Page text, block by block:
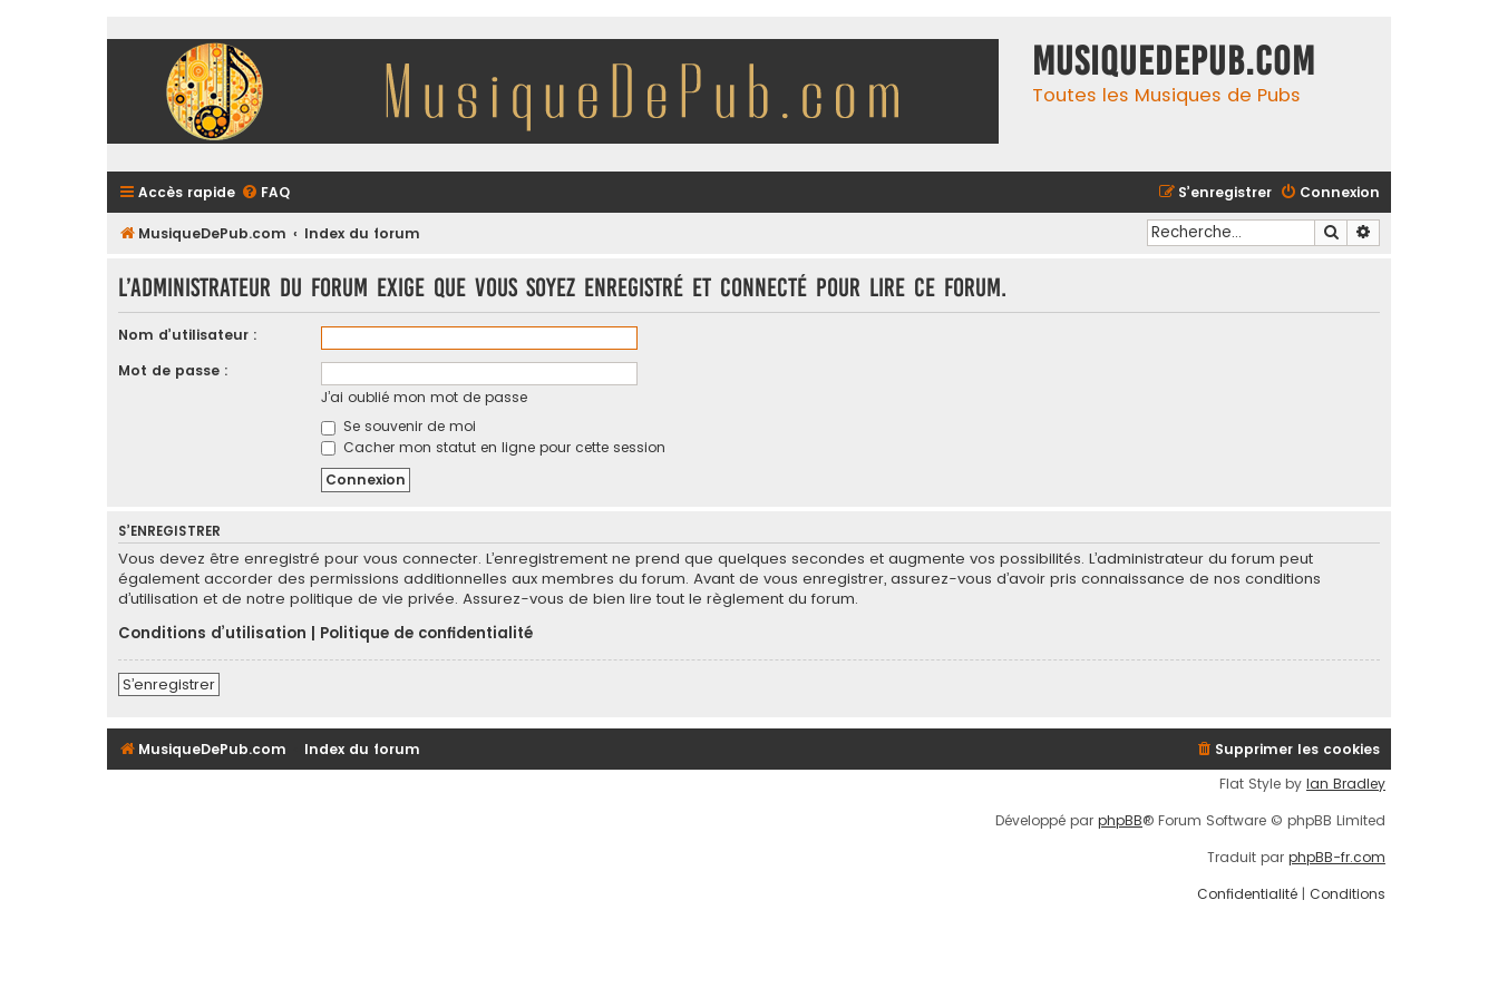
MusiqueDePub.com
Toutes les Musiques de Pubs
Accès rapide FAQ Connexion
S’enregistrer
MusiqueDePub.com Index du forum Rechercher
L’administrateur du forum exige que vous soyez enregistré et connecté pour lire ce forum.
Nom d’utilisateur :
Mot de passe :
J’ai oublié mon mot de passe
Se souvenir de moi
Cacher mon statut en ligne pour cette session
S’ENREGISTRER
Vous devez être enregistré pour vous connecter. L’enregistrement ne prend que quelques secondes et augmente vos possibilités. L’administrateur du forum peut
également accorder des permissions additionnelles aux membres du forum. Avant de vous enregistrer, assurez-vous d’avoir pris connaissance de nos conditions
d’utilisation et de notre politique de vie privée. Assurez-vous de bien lire tout le règlement du forum.
Conditions d’utilisation
Politique de confidentialité
S’enregistrer
MusiqueDePub.com Index du forum
Supprimer les cookies
Flat Style by Ian Bradley
Développé par phpBB® Forum Software © phpBB Limited
Traduit par phpBB-fr.com
Confidentialité | Conditions